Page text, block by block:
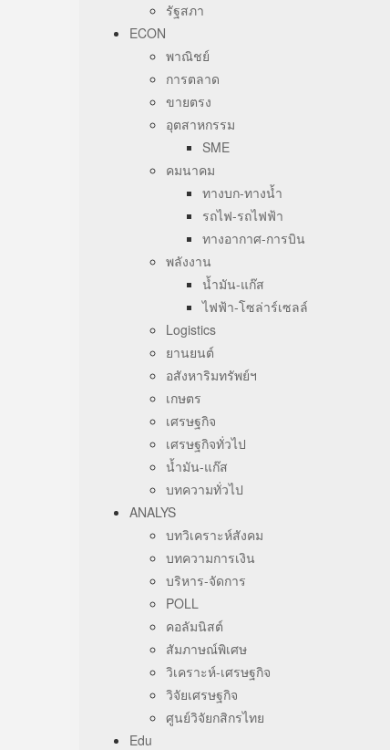
รัฐสภา
ECON
พาณิชย์
การตลาด
ขายตรง
อุตสาหกรรม
SME
คมนาคม
ทางบก-ทางน้ำ
รถไฟ-รถไฟฟ้า
ทางอากาศ-การบิน
พลังงาน
น้ำมัน-แก๊ส
ไฟฟ้า-โซล่าร์เซลล์
Logistics
ยานยนต์
อสังหาริมทรัพย์ฯ
เกษตร
เศรษฐกิจ
เศรษฐกิจทั่วไป
น้ำมัน-แก๊ส
บทความทั่วไป
ANALYS
บทวิเคราะห์สังคม
บทความการเงิน
บริหาร-จัดการ
POLL
คอลัมนิสต์
สัมภาษณ์พิเศษ
วิเคราะห์-เศรษฐกิจ
วิจัยเศรษฐกิจ
ศูนย์วิจัยกสิกรไทย
Edu